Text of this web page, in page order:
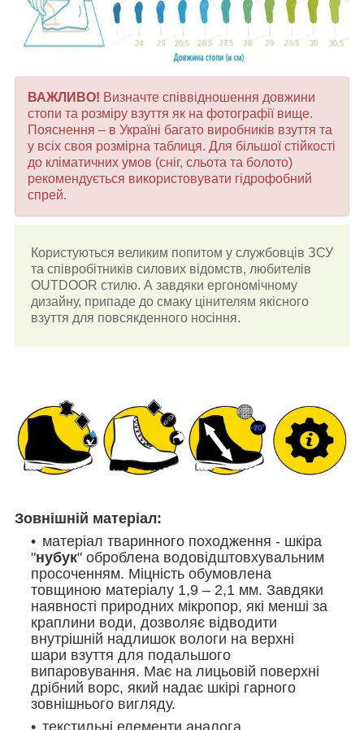
ВАЖЛИВО! Визначте співвідношення довжини
стопи та розміру взуття як на фотографії вище.
Пояснення – в Україні багато виробників взуття та
у всіх своя розмірна таблиця. Для більшої стійкості
до кліматичних умов (сніг, сльота та болото)
рекомендується використовувати гідрофобний
спрей.
Користуються великим попитом у службовців ЗСУ
та співробітників силових відомств, любителів
OUTDOOR стилю. А завдяки ергономічному
дизайну, припаде до смаку цінителям якісного
взуття для повсякденного носіння.
Зовнішній матеріал:
матеріал тваринного походження - шкіра
"нубук" оброблена водовідштовхувальним
просоченням. Міцність обумовлена
товщиною матеріалу 1,9 – 2,1 мм. Завдяки
наявності природних мікропор, які менші за
краплини води, дозволяє відводити
внутрішній надлишок вологи на верхні
шари взуття для подальшого
випаровування. Має на лицьовій поверхні
дрібний ворс, який надає шкірі гарного
зовнішнього вигляду.
текстильні елементи аналога